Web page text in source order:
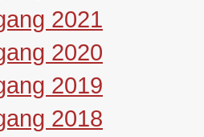
2021
2020
2019
2018